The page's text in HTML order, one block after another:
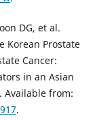
DG, et al.
Korean Prostate
Cancer:
in an Asian
Available from:
.